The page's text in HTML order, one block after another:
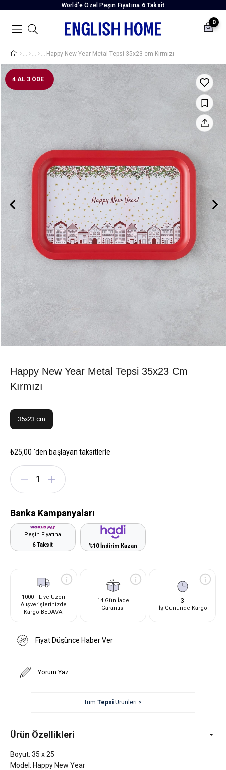
World’e Özel Peşin Fiyatına 6 Taksit
0
Happy New Year Metal Tepsi 35x23 cm Kırmızı
4 AL 3 ÖDE
Happy New Year Metal Tepsi 35x23 Cm
Kırmızı
35x23 cm
₺25,00 `den başlayan taksitlerle
Banka Kampanyaları
Peşin Fiyatına
6 Taksit
%10 İndirim Kazan
1000 TL ve Üzeri
Alışverişlerinizde
Kargo BEDAVA!
14 Gün İade
Garantisi
3
İş Gününde Kargo
Fiyat Düşünce Haber Ver
Yorum Yaz
TümTepsi Ürünleri >
Ürün Özellikleri
Boyut: 35 x 25
Model: Happy New Year